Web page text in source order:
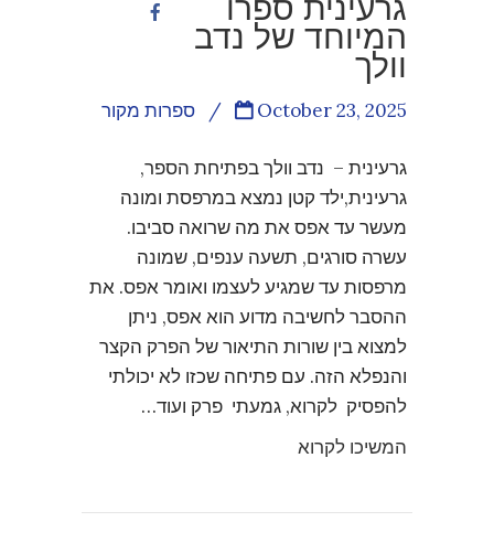
המיוחד של נדב
וולך
ספרות מקור / October 23, 2025
גרעינית – נדב וולך בפתיחת הספר,
גרעינית,ילד קטן נמצא במרפסת ומונה
מעשר עד אפס את מה שרואה סביבו.
עשרה סורגים, תשעה ענפים, שמונה
מרפסות עד שמגיע לעצמו ואומר אפס. את
ההסבר לחשיבה מדוע הוא אפס, ניתן
למצוא בין שורות התיאור של הפרק הקצר
והנפלא הזה. עם פתיחה שכזו לא יכולתי
להפסיק לקרוא, גמעתי פרק ועוד…
המשיכו לקרוא